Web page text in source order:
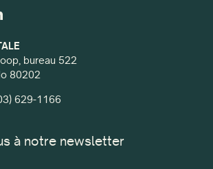
bureau 522
80202
629-1166
à notre newsletter